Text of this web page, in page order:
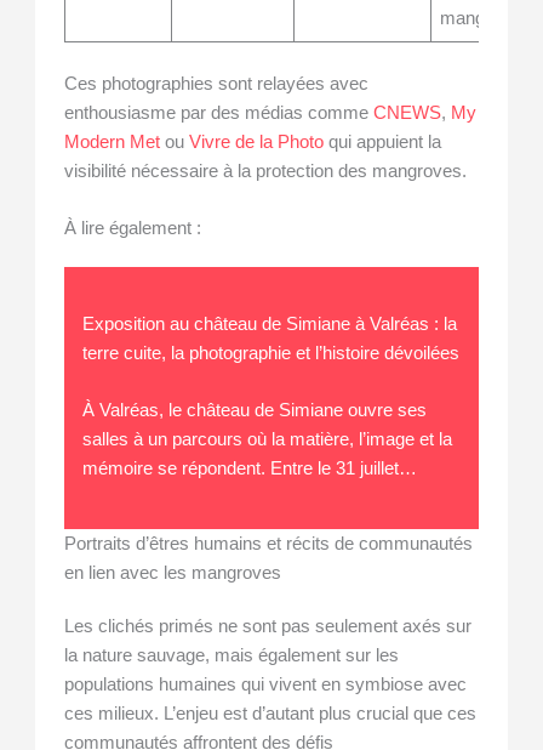
mangroves
Ces photographies sont relayées avec
enthousiasme par des médias commeCNEWS, My
Modern Met ouVivre de la Photo qui appuient la
visibilité nécessaire à la protection des mangroves.
À lire également :
Exposition au château de Simiane à Valréas : la
terre cuite, la photographie et l’histoire dévoilées
À Valréas, le château de Simiane ouvre ses
salles à un parcours où la matière, l’image et la
mémoire se répondent. Entre le 31 juillet…
Portraits d’êtres humains et récits de communautés
en lien avec les mangroves
Les clichés primés ne sont pas seulement axés sur
la nature sauvage, mais également sur les
populations humaines qui vivent en symbiose avec
ces milieux. L’enjeu est d’autant plus crucial que ces
communautés affrontent des défis